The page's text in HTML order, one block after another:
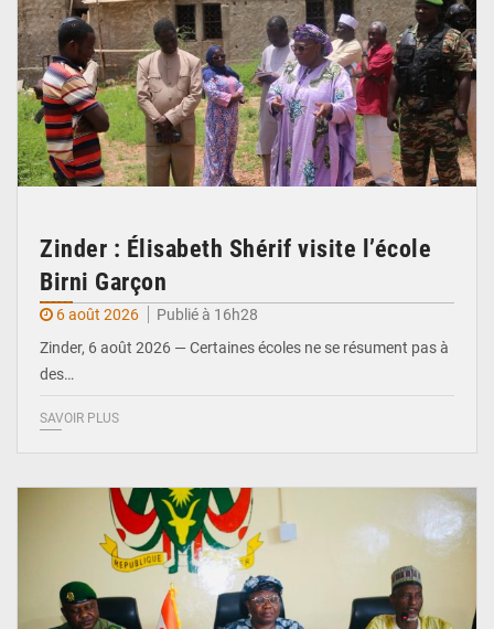
Zinder : Élisabeth Shérif visite l’école
Birni Garçon
6 août 2026
Publié à 16h28
Zinder, 6 août 2026 — Certaines écoles ne se résument pas à
des…
SAVOIR PLUS